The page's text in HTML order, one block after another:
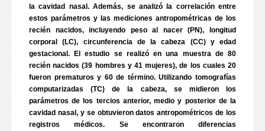
la cavidad nasal. Además, se analizó la correlación entre
estos parámetros y las mediciones antropométricas de los
recién nacidos, incluyendo peso al nacer (PN), longitud
corporal (LC), circunferencia de la cabeza (CC) y edad
gestacional. El estudio se realizó en una muestra de 80
recién nacidos (39 hombres y 41 mujeres), de los cuales 20
fueron prematuros y 60 de término. Utilizando tomografías
computarizadas (TC) de la cabeza, se midieron los
parámetros de los tercios anterior, medio y posterior de la
cavidad nasal, y se obtuvieron datos antropométricos de los
registros médicos. Se encontraron diferencias